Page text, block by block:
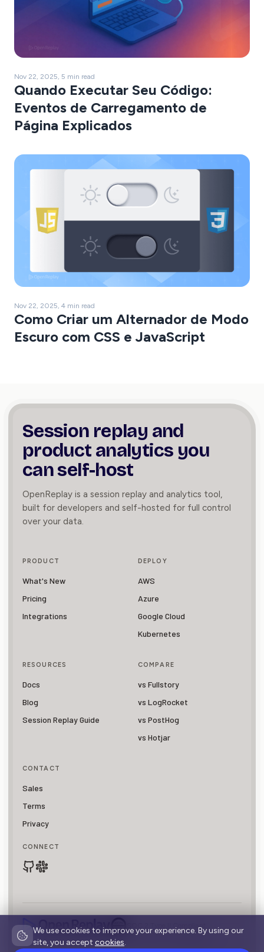
Nov 22, 2025, 5 min read
Quando Executar Seu Código:
Eventos de Carregamento de
Página Explicados
Nov 22, 2025, 4 min read
Como Criar um Alternador de Modo
Escuro com CSS e JavaScript
Session replay and
product analytics you
can self-host
OpenReplay is a session replay and analytics tool,
built for developers and self-hosted for full control
over your data.
PRODUCT
What's New
Pricing
Integrations
DEPLOY
AWS
Azure
Google Cloud
Kubernetes
RESOURCES
Docs
Blog
Session Replay Guide
COMPARE
vs Fullstory
vs LogRocket
vs PostHog
vs Hotjar
CONTACT
Sales
Terms
Privacy
CONNECT
© 2026 OpenReplay is a registered trademark of
We use cookies to improve your experience. By using our
site, you accept cookies.